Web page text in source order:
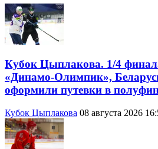
Кубок Цыплакова. 1/4
«Динамо-Олимпик»,
оформили путевки в
Кубок Цыплакова 08 августа 2026